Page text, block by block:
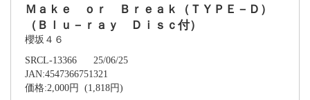
Ｍａｋｅ ｏｒ Ｂｒｅａｋ（ＴＹＰＥ－Ｄ）
（Ｂｌｕ－ｒａｙ Ｄｉｓｃ付）
櫻坂４６
SRCL-13366 25/06/25
JAN:4547366751321
価格:2,000円 (1,818円)